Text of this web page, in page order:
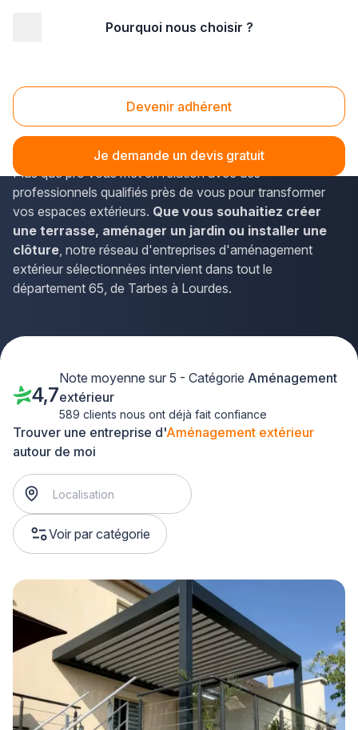
Pourquoi nous choisir ?
Devenir adhérent
Je demande un devis gratuit
Aménagement extérieur Hautes-Pyrénées (65)
Vous envisagez destravaux d'aménagement
extérieur dans les Hautes-Pyrénées? La solution
Plus que pro vous met en relation avec des
professionnels qualifiés près de vous pour transformer
vos espaces extérieurs. Que vous souhaitiez créer
une terrasse, aménager un jardin ou installer une
clôture, notre réseau d'entreprises d'aménagement
extérieur sélectionnées intervient dans tout le
département 65, de Tarbes à Lourdes.
Trouver une entreprise d'Aménagement extérieur
autour de moi
Voir par catégorie
4,7
Note moyenne sur 5 - Catégorie Aménagement
extérieur
589 clients nous ont déjà fait confiance